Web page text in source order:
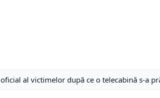
al victimelor după ce o telecabină s-a